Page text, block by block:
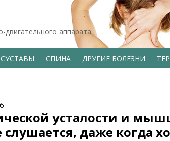
двигательного аппарата
СУСТАВЫ СПИНА ДРУГИЕ БОЛЕЗНИ
усталости и
даже когда